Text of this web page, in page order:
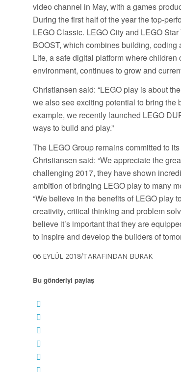
video channel in May, with a games
During the first half of the year the top-
LEGO Classic. LEGO City and LEGO
BOOST, which combines building,
Life, a safe digital platform where
environment, continues to grow and
Christiansen said: “LEGO play is about
we also see exciting potential to bring
example, we recently launched LEGO
ways to build and play.”
The LEGO Group remains committed to
Christiansen said: “We appreciate the
challenging 2017, they have shown
ambition of bringing LEGO play to many
“We believe in the benefits of LEGO play
creativity, critical thinking and problem
believe it’s important that they are
to inspire and develop the builders of
06 EYLÜL 2018/TARAFINDAN BURAK
Bu gönderiyi paylaş